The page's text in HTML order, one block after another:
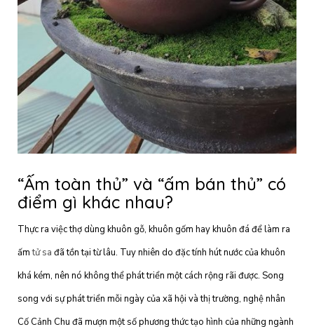
“Ấm toàn thủ” và “ấm bán thủ” có
điểm gì khác nhau?
Thực ra việc thợ dùng khuôn gỗ, khuôn gốm hay khuôn đá để làm ra
ấmtử sa đã tồn tại từ lâu. Tuy nhiên do đặc tính hút nước của khuôn
khá kém, nên nó không thể phát triển một cách rộng rãi được. Song
song với sự phát triển mỗi ngày của xã hội và thị trường, nghệ nhân
Cố Cảnh Chu đã mượn một số phương thức tạo hình của những ngành